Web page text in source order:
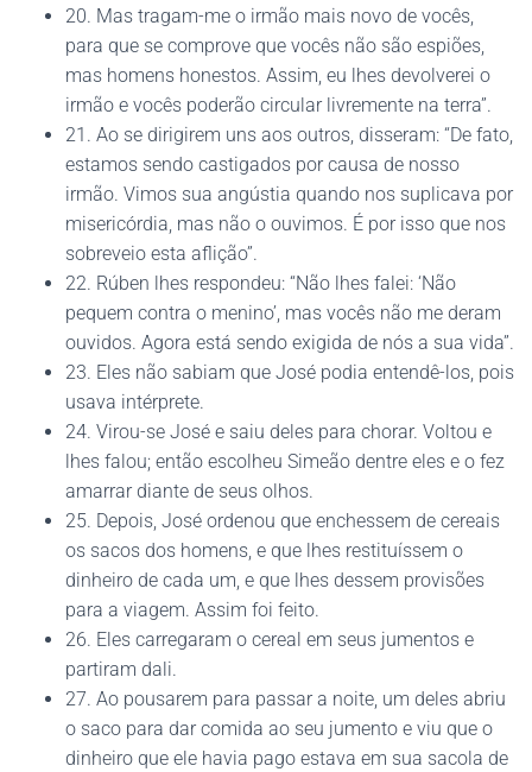
20. Mas tragam-me o irmão mais novo de vocês,
para que se comprove que vocês não são espiões,
mas homens honestos. Assim, eu lhes devolverei o
irmão e vocês poderão circular livremente na terra”.
21. Ao se dirigirem uns aos outros, disseram: “De fato,
estamos sendo castigados por causa de nosso
irmão. Vimos sua angústia quando nos suplicava por
misericórdia, mas não o ouvimos. É por isso que nos
sobreveio esta aflição”.
22. Rúben lhes respondeu: “Não lhes falei: ‘Não
pequem contra o menino’, mas vocês não me deram
ouvidos. Agora está sendo exigida de nós a sua vida”.
23. Eles não sabiam que José podia entendê-los, pois
usava intérprete.
24. Virou-se José e saiu deles para chorar. Voltou e
lhes falou; então escolheu Simeão dentre eles e o fez
amarrar diante de seus olhos.
25. Depois, José ordenou que enchessem de cereais
os sacos dos homens, e que lhes restituíssem o
dinheiro de cada um, e que lhes dessem provisões
para a viagem. Assim foi feito.
26. Eles carregaram o cereal em seus jumentos e
partiram dali.
27. Ao pousarem para passar a noite, um deles abriu
o saco para dar comida ao seu jumento e viu que o
dinheiro que ele havia pago estava em sua sacola de